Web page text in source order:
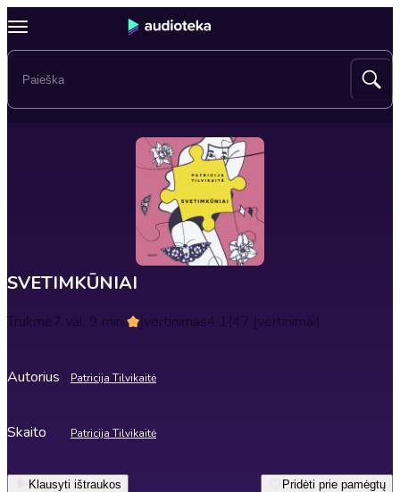
SVETIMKŪNIAI
Trukmė7 val. 9 min. Įvertinimas4.1(47 įvertinimai)
Autorius Patricija Tilvikaitė
Skaito Patricija Tilvikaitė
Klausyti ištraukos Pridėti prie pamėgtų